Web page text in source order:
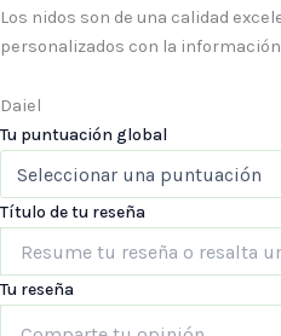
Los nidos son de una calidad
personalizados con la
Daiel
Tu puntuación global
Título de tu reseña
Tu reseña